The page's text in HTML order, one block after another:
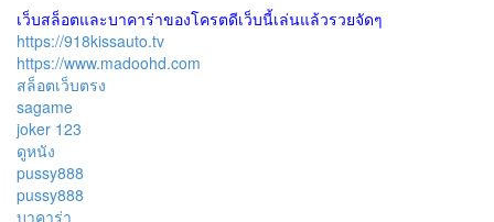
เว็บสล็อตและบาคาร่าของโครตดีเว็บนี้เล่นแล้วรวยจัดๆ
https://918kissauto.tv
https://www.madoohd.com
สล็อตเว็บตรง
sagame
joker 123
ดูหนัง
pussy888
pussy888
บาคาร่า